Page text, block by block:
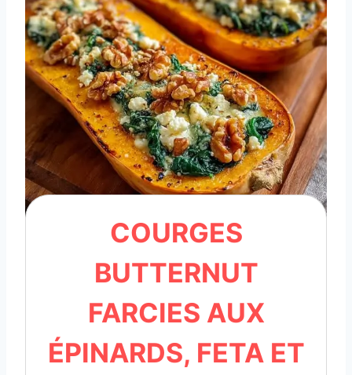
COURGES
BUTTERNUT
FARCIES AUX
ÉPINARDS, FETA ET